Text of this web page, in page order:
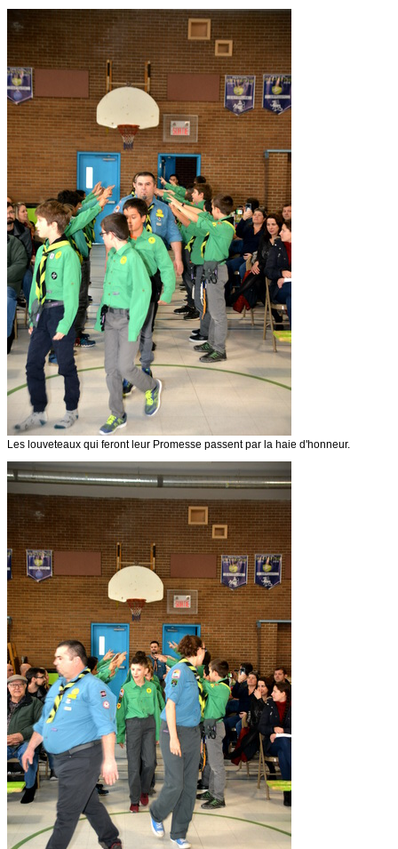
Les louveteaux qui feront leur Promesse passent par la haie d'honneur.